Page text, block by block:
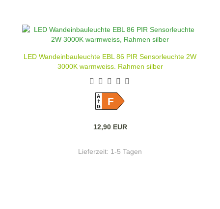
LED Wandeinbauleuchte EBL 86 PIR Sensorleuchte 2W
3000K warmweiss, Rahmen silber
A
GF
12,90 EUR
Lieferzeit: 1-5 Tagen